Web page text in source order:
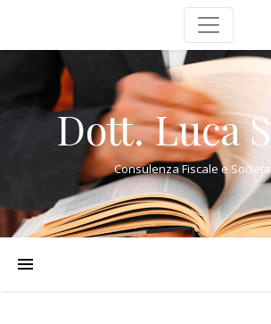
Dott. Luca
Consulenza Fiscale e